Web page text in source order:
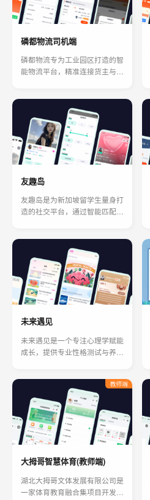
磷都物流司机端
磷都物流专为工业园区打造的智
能物流平台，精准连接货主与司
友趣岛
友趣岛是为新加坡留学生量身打
造的社交平台，通过智能匹配，
未来遇见
未来遇见是一个专注心理学赋能
成长，提供专业性格测试与养娃
大拇哥智慧体育(教师端)
湖北大拇哥文体发展有限公司是
一家体育教育融合集项目开发、